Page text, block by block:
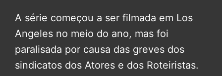
A série começou a ser filmada em Los
Angeles no meio do ano, mas foi
paralisada por causa das greves dos
sindicatos dos Atores e dos Roteiristas.